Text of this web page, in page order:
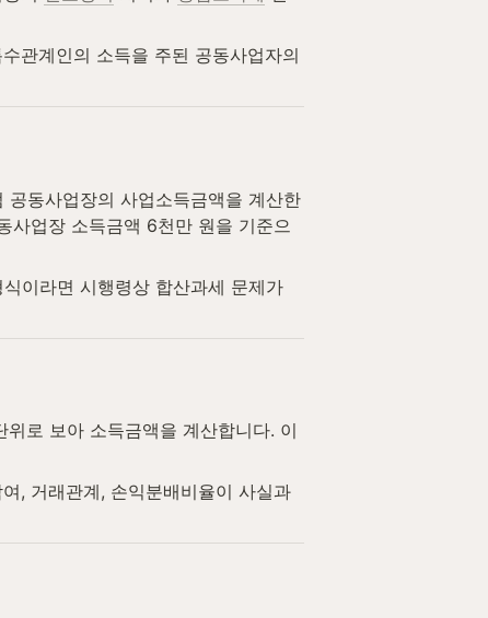
관계인의 소득을 주된 공동사업자의
동사업장의 사업소득금액을 계산한
사업장 소득금액 6천만 원을 기준으
이라면 시행령상 합산과세 문제가
로 보아 소득금액을 계산합니다. 이
, 거래관계, 손익분배비율이 사실과